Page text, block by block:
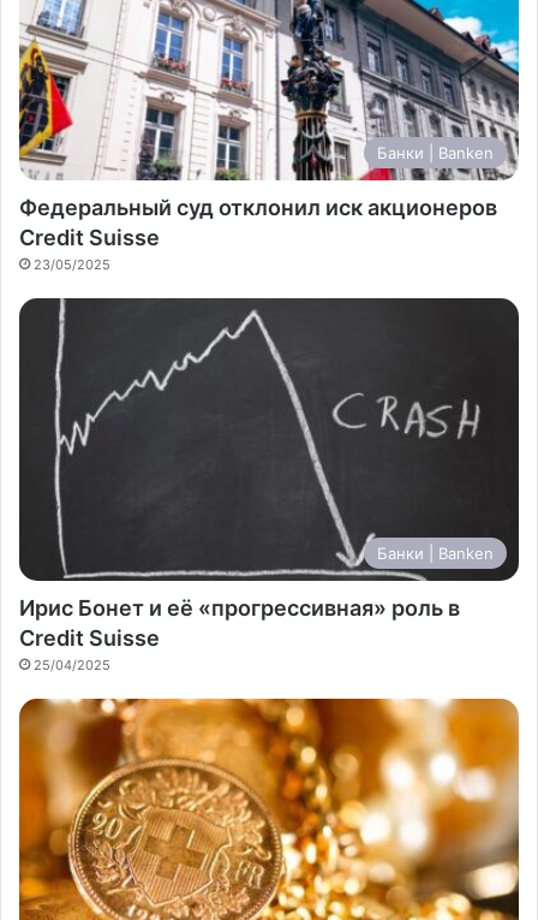
Банки | Banken
Федеральный суд отклонил иск акционеров
Credit Suisse
23/05/2025
Банки | Banken
Ирис Бонет и её «прогрессивная» роль в
Credit Suisse
25/04/2025